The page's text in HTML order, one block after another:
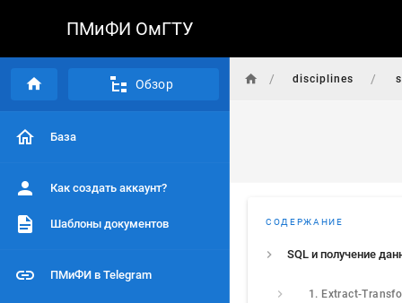
ПМиФИ ОмГТУ
Обзор
База
Как создать аккаунт?
Шаблоны документов
ПМиФИ в Telegram
/ disciplines /
СОДЕРЖАНИЕ
SQL и получение